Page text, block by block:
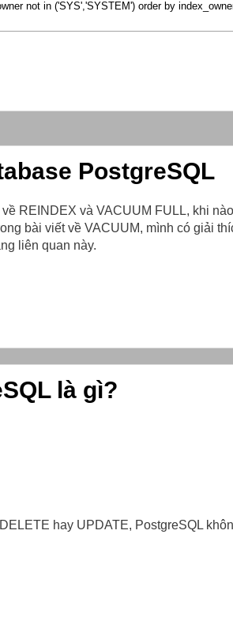
not in ('SYS','SYSTEM') order by
PostgreSQL
REINDEX và VACUUM FULL, khi
bài viết về VACUUM, mình có giải
liên quan này.
là gì?
hay UPDATE, PostgreSQL